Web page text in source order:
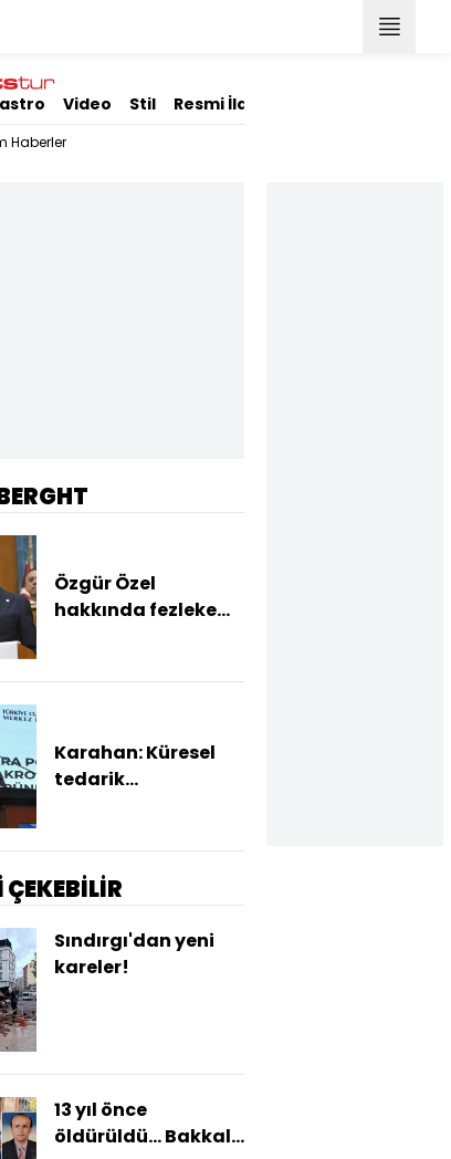
Video Stil Resmi İlanlar
Haberler
Özgür Özel
hakkında fezleke
Karahan: Küresel
tedarik
ihracatımız
hızlandı
Sındırgı'dan yeni
kareler!
13 yıl önce
öldürüldü... Bakkal